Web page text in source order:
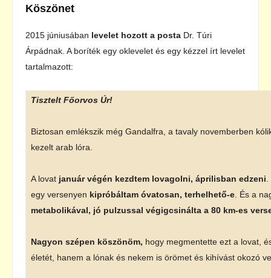
Köszönet
2015 júniusában levelet hozott a posta Dr. Túri
Árpádnak. A boríték egy oklevelet és egy kézzel írt levelet
tartalmazott:
Tisztelt Főorvos Úr!
Biztosan emlékszik még Gandalfra, a tavaly novemberben
kezelt arab lóra.
A lovat január végén kezdtem lovagolni, áprilisban edzeni
egy versenyen kipróbáltam óvatosan, terhelhető-e . És a
metabolikával, jó pulzussal végigcsinálta a 80 km-es
Nagyon szépen köszönöm, hogy megmentette ezt a lovat,
életét, hanem a lónak és nekem is örömet és kihívást okozó